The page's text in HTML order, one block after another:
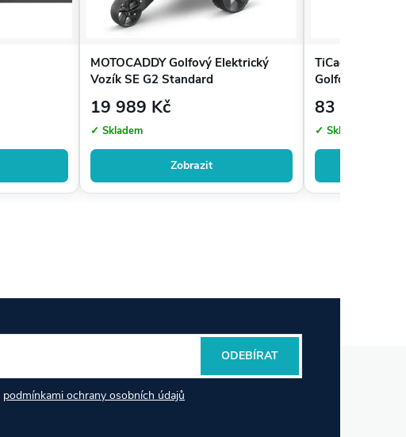
MOTOCADDY Golfový Elektrický
Vozík SE G2 Standard
19 989 Kč
✓ Skladem
Zobrazit
TiCad Ten
Golfový Vozík
83 790 Kč
✓ Skladem
podmínkami ochrany osobních údajů
ODEBÍRAT